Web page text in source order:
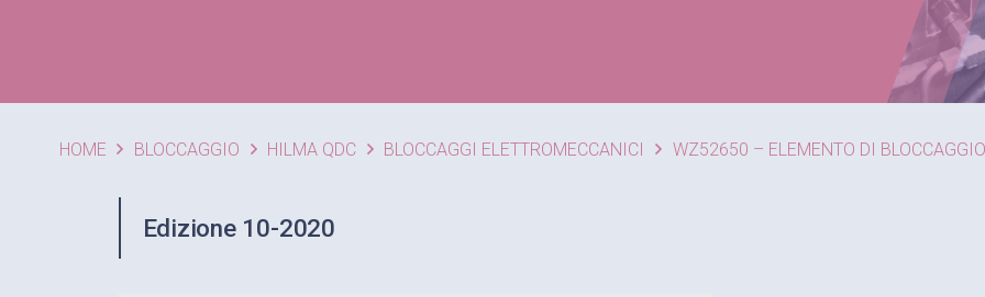
HOME BLOCCAGGIO HILMA QDC BLOCCAGGI ELETTROMECCANICI WZ52650 – ELEMENTO DI
Edizione 10-2020